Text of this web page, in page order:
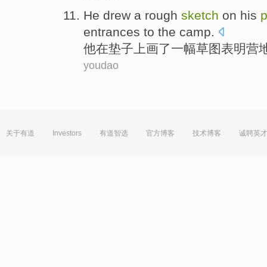
He drew a rough sketch on his
entrances to the camp.
他在垫子上画了一幅草图表明营
youdao
关于有道 Investors 有道智选 官方博客 技术博客 诚聘英才